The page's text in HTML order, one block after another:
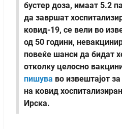
бустер доза, имаат 5.2
да завршат
ковид-19, се вели во
од 50 години,
повеќе шанси да бидат
отколку целосно
пишува во извештајот
на ковид
Ирска.